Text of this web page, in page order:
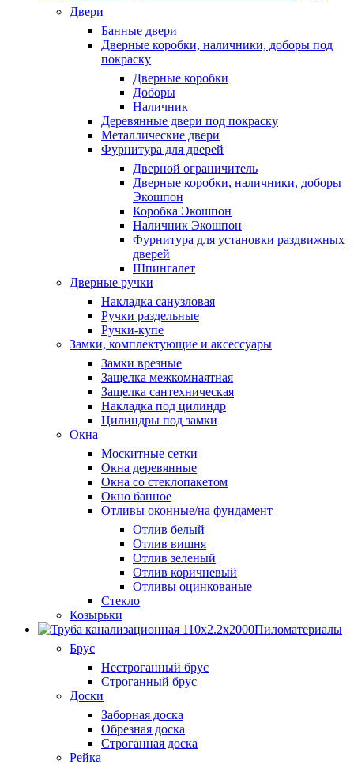
Двери
Банные двери
Дверные коробки, наличники, доборы под
покраску
Дверные коробки
Доборы
Наличник
Деревянные двери под покраску
Металлические двери
Фурнитура для дверей
Дверной ограничитель
Дверные коробки, наличники, доборы
Экошпон
Коробка Экошпон
Наличник Экошпон
Фурнитура для установки раздвижных
дверей
Шпингалет
Дверные ручки
Накладка санузловая
Ручки раздельные
Ручки-купе
Замки, комплектующие и аксессуары
Замки врезные
Защелка межкомнаятная
Защелка сантехническая
Накладка под цилиндр
Цилиндры под замки
Окна
Москитные сетки
Окна деревянные
Окна со стеклопакетом
Окно банное
Отливы оконные/на фундамент
Отлив белый
Отлив вишня
Отлив зеленый
Отлив коричневый
Отливы оцинкованые
Стекло
Козырьки
Пиломатериалы
Брус
Нестроганный брус
Строганный брус
Доски
Заборная доска
Обрезная доска
Строганная доска
Рейка